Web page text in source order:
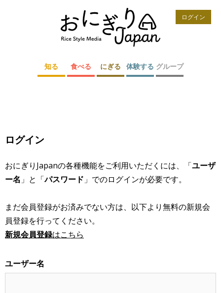
ログイン
知る 食べる にぎる 体験する グループ
ログイン
おにぎりJapanの各種機能をご利用いただくには、「ユーザ
ー名 」と「パスワード 」でのログインが必要です。
まだ会員登録がお済みでない方は、以下より無料の新規会
員登録を行ってください。
新規会員登録はこちら
ユーザー名